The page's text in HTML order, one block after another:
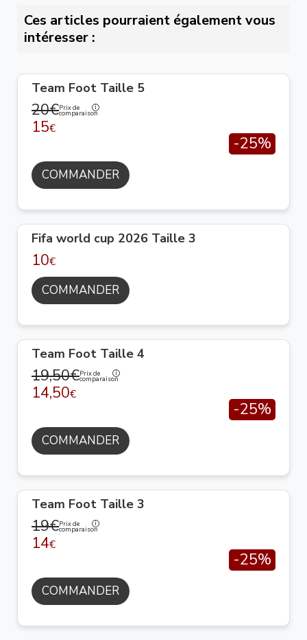
Ces articles pourraient également vous
intéresser :
Team Foot Taille 5
20€Prix de
comparaison
15€
-25%
COMMANDER
Fifa world cup 2026 Taille 3
10€
COMMANDER
Team Foot Taille 4
19,50€Prix de
comparaison
14,50€
-25%
COMMANDER
Team Foot Taille 3
19€Prix de
comparaison
14€
-25%
COMMANDER